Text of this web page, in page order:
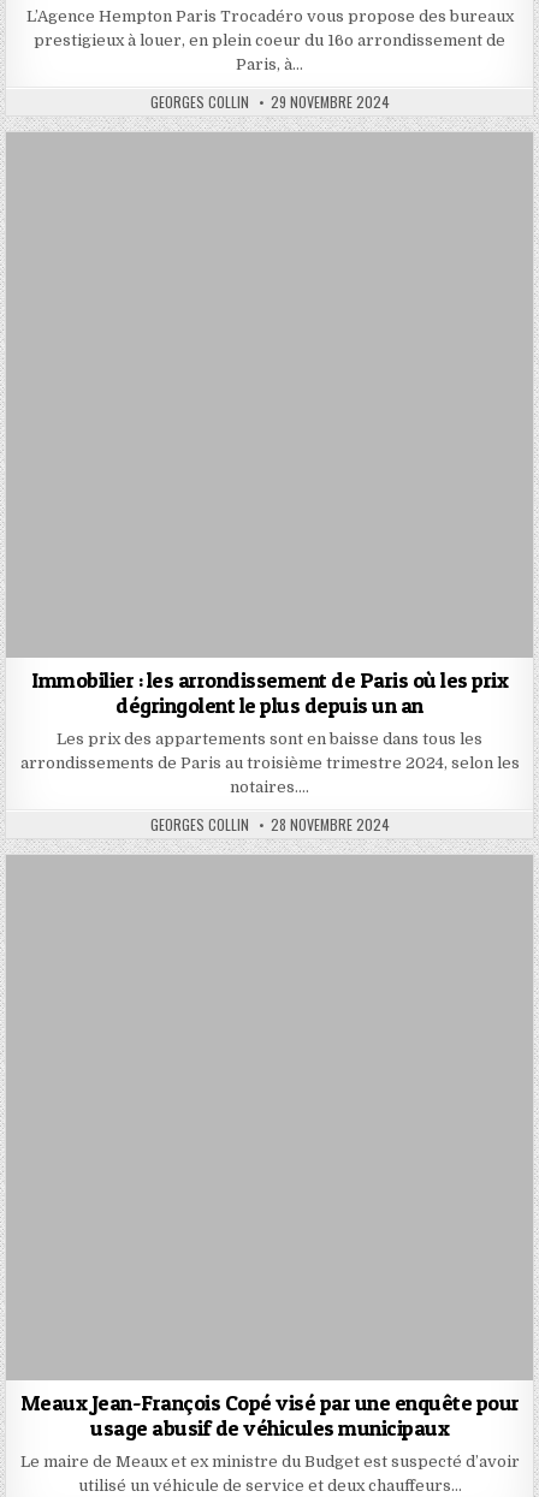
L’Agence Hempton Paris Trocadéro vous propose des bureaux
prestigieux à louer, en plein coeur du 16o arrondissement de
Paris, à…
AUTHOR:
GEORGES COLLIN PUBLISHED
DATE:
29 NOVEMBRE 2024
Immobilier : les arrondissement de Paris où les prix
dégringolent le plus depuis un an
Les prix des appartements sont en baisse dans tous les
arrondissements de Paris au troisième trimestre 2024, selon les
notaires….
AUTHOR:
GEORGES COLLIN PUBLISHED
DATE:
28 NOVEMBRE 2024
Meaux Jean-François Copé visé par une enquête pour
usage abusif de véhicules municipaux
Le maire de Meaux et ex ministre du Budget est suspecté d’avoir
utilisé un véhicule de service et deux chauffeurs…